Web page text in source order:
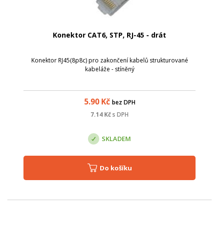
Konektor CAT6, STP, RJ-45 - drát
Konektor RJ45(8p8c) pro zakončení kabelů strukturované
kabeláže - stíněný
5.90Kč bez DPH
7.14 Kčs DPH
SKLADEM
Do košíku